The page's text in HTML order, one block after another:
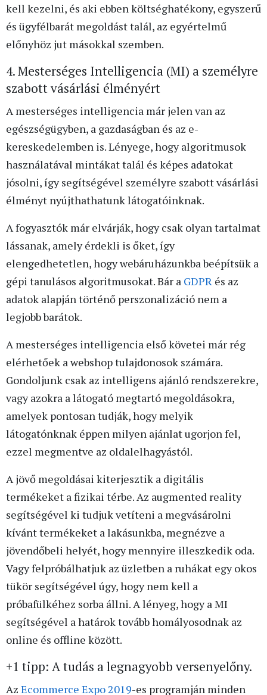
kell kezelni, és aki ebben költséghatékony, egyszerű
és ügyfélbarát megoldást talál, az egyértelmű
előnyhöz jut másokkal szemben.
4. Mesterséges Intelligencia (MI) a személyre
szabott vásárlási élményért
A mesterséges intelligencia már jelen van az
egészségügyben, a gazdaságban és az e-
kereskedelemben is. Lényege, hogy algoritmusok
használatával mintákat talál és képes adatokat
jósolni, így segítségével személyre szabott vásárlási
élményt nyújthathatunk látogatóinknak.
A fogyasztók már elvárják, hogy csak olyan tartalmat
lássanak, amely érdekli is őket, így
elengedhetetlen, hogy webáruházunkba beépítsük a
gépi tanulásos algoritmusokat. Bár a GDPR és az
adatok alapján történő perszonalizáció nem a
legjobb barátok.
A mesterséges intelligencia első követei már rég
elérhetőek a webshop tulajdonosok számára.
Gondoljunk csak az intelligens ajánló rendszerekre,
vagy azokra a látogató megtartó megoldásokra,
amelyek pontosan tudják, hogy melyik
látogatónknak éppen milyen ajánlat ugorjon fel,
ezzel megmentve az oldalelhagyástól.
A jövő megoldásai kiterjesztik a digitális
termékeket a fizikai térbe. Az augmented reality
segítségével ki tudjuk vetíteni a megvásárolni
kívánt termékeket a lakásunkba, megnézve a
jövendőbeli helyét, hogy mennyire illeszkedik oda.
Vagy felpróbálhatjuk az üzletben a ruhákat egy okos
tükör segítségével úgy, hogy nem kell a
próbafülkéhez sorba állni. A lényeg, hogy a MI
segítségével a határok tovább homályosodnak az
online és offline között.
+1 tipp: A tudás a legnagyobb versenyelőny.
Az Ecommerce Expo 2019-es programján minden